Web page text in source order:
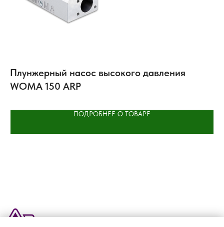
Плунжерный насос высокого давления
WOMA 150 ARP
ПОДРОБНЕЕ О ТОВАРЕ